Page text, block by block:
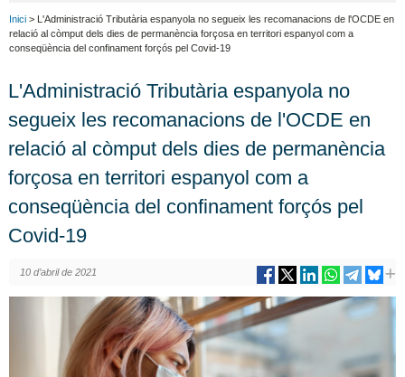
Inici > L'Administració Tributària espanyola no segueix les recomanacions de l'OCDE en
relació al còmput dels dies de permanència forçosa en territori espanyol com a
conseqüència del confinament forçós pel Covid-19
L'Administració Tributària espanyola no
segueix les recomanacions de l'OCDE en
relació al còmput dels dies de permanència
forçosa en territori espanyol com a
conseqüència del confinament forçós pel
Covid-19
10 d’abril de 2021